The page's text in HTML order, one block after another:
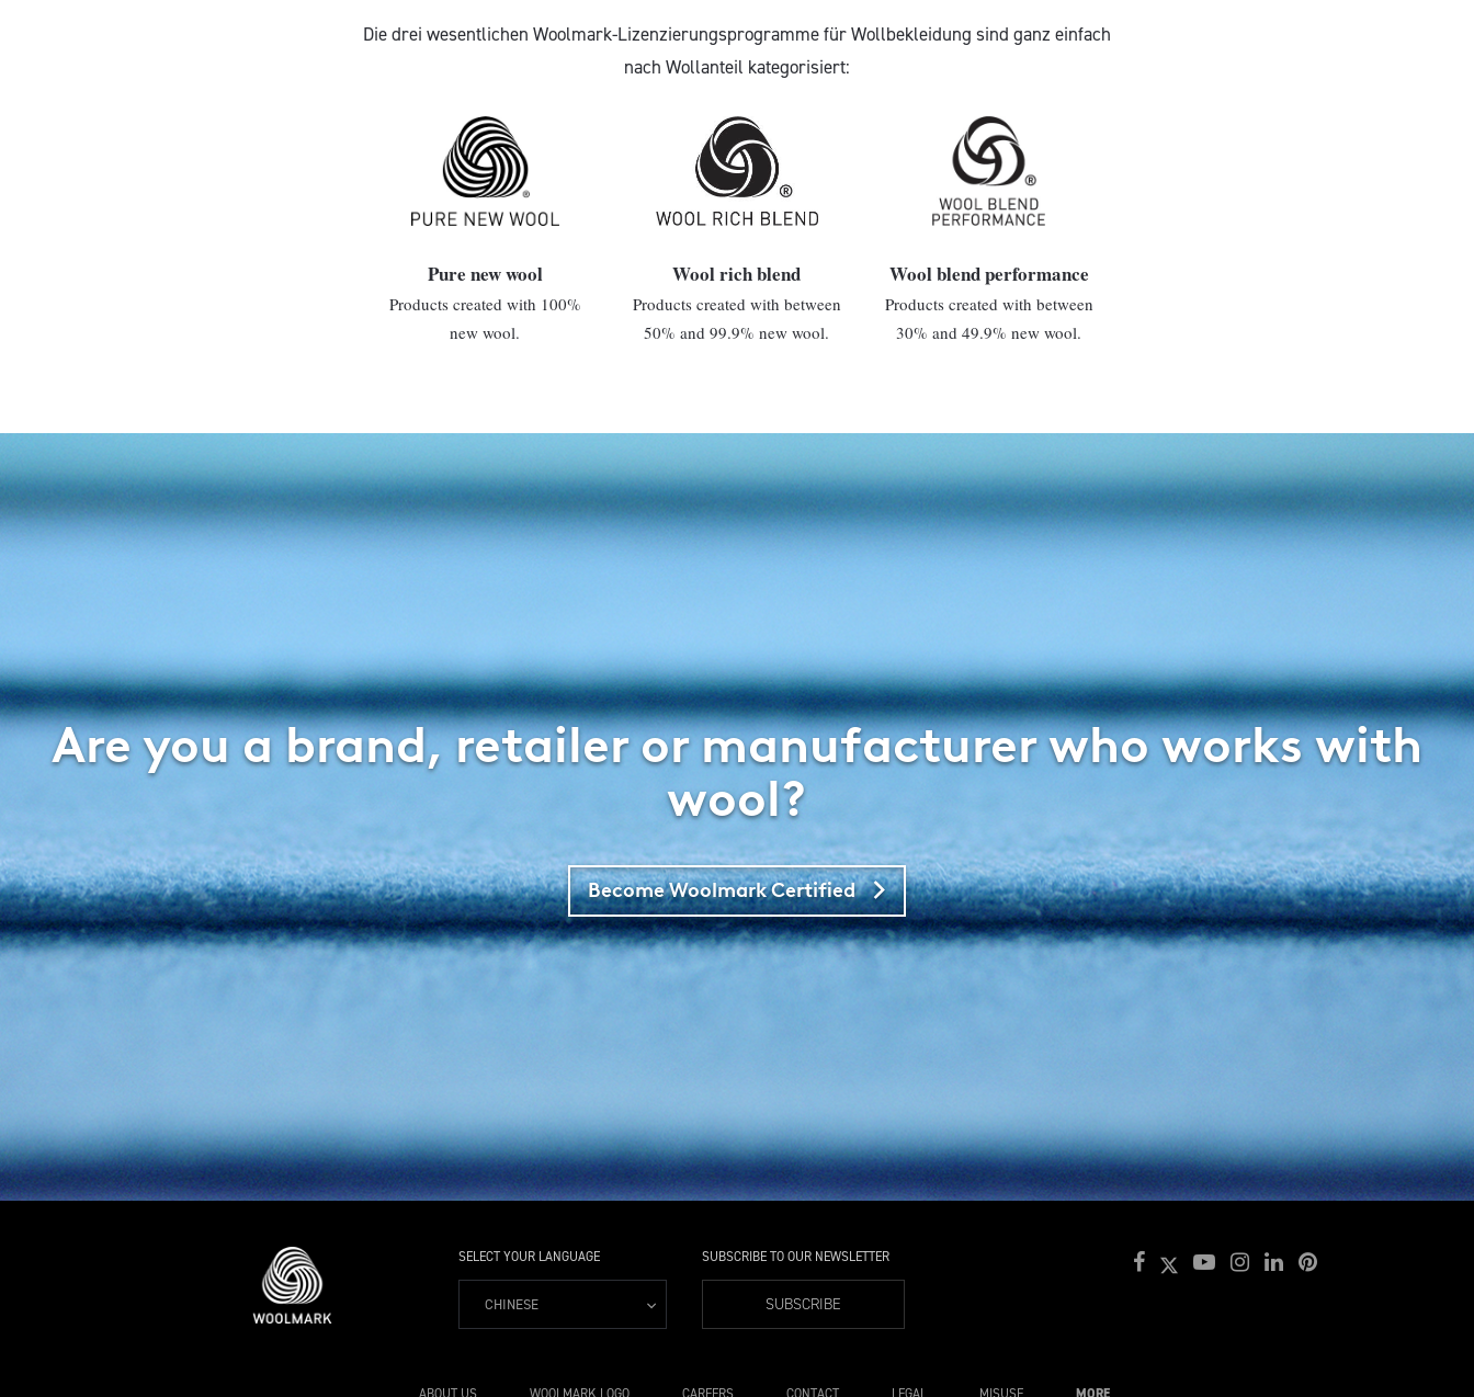
Die drei wesentlichen Woolmark-Lizenzierungsprogramme für Wollbekleidung sind ganz einfach
nach Wollanteil kategorisiert:
Pure new wool
Products created with 100%
new wool.
Wool rich blend
Products created with between
50% and 99.9% new wool.
Wool blend performance
Products created with between
30% and 49.9% new wool.
Are you a brand, retailer or manufacturer who works with
wool?
Become Woolmark Certified Right Arrow
SELECT YOUR LANGUAGE
CHINESE
SUBSCRIBE TO OUR NEWSLETTER
SUBSCRIBE